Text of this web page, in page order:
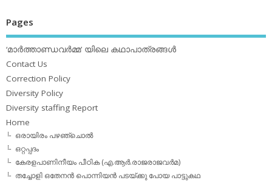
Pages
‘മാര്‍ത്താണ്ഡവര്‍മ്മ’ യിലെ കഥാപാത്രങ്ങള്‍
Contact Us
Correction Policy
Diversity Policy
Diversity staffing Report
Home
ഒരായിരം പഴഞ്ചൊല്‍
ഒറ്റപ്പദം
കേരളപാണിനീയം പീഠിക (എ.ആര്‍.രാജരാജവര്‍മ)
തച്ചോളി ഒതേനൻ പൊന്നിയൻ പടയ്‌ക്കു പോയ പാട്ടുകഥ